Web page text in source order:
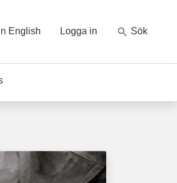
In English Logga in Sök